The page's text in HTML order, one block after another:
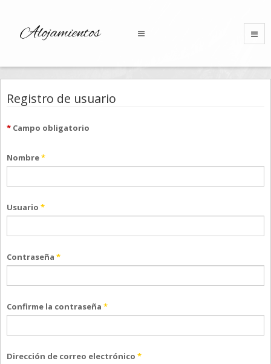
Registro de usuario
* Campo obligatorio
Nombre*
Usuario *
Contraseña *
Confirme la contraseña *
Dirección de correo electrónico *